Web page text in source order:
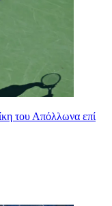
του Απόλλωνα επί